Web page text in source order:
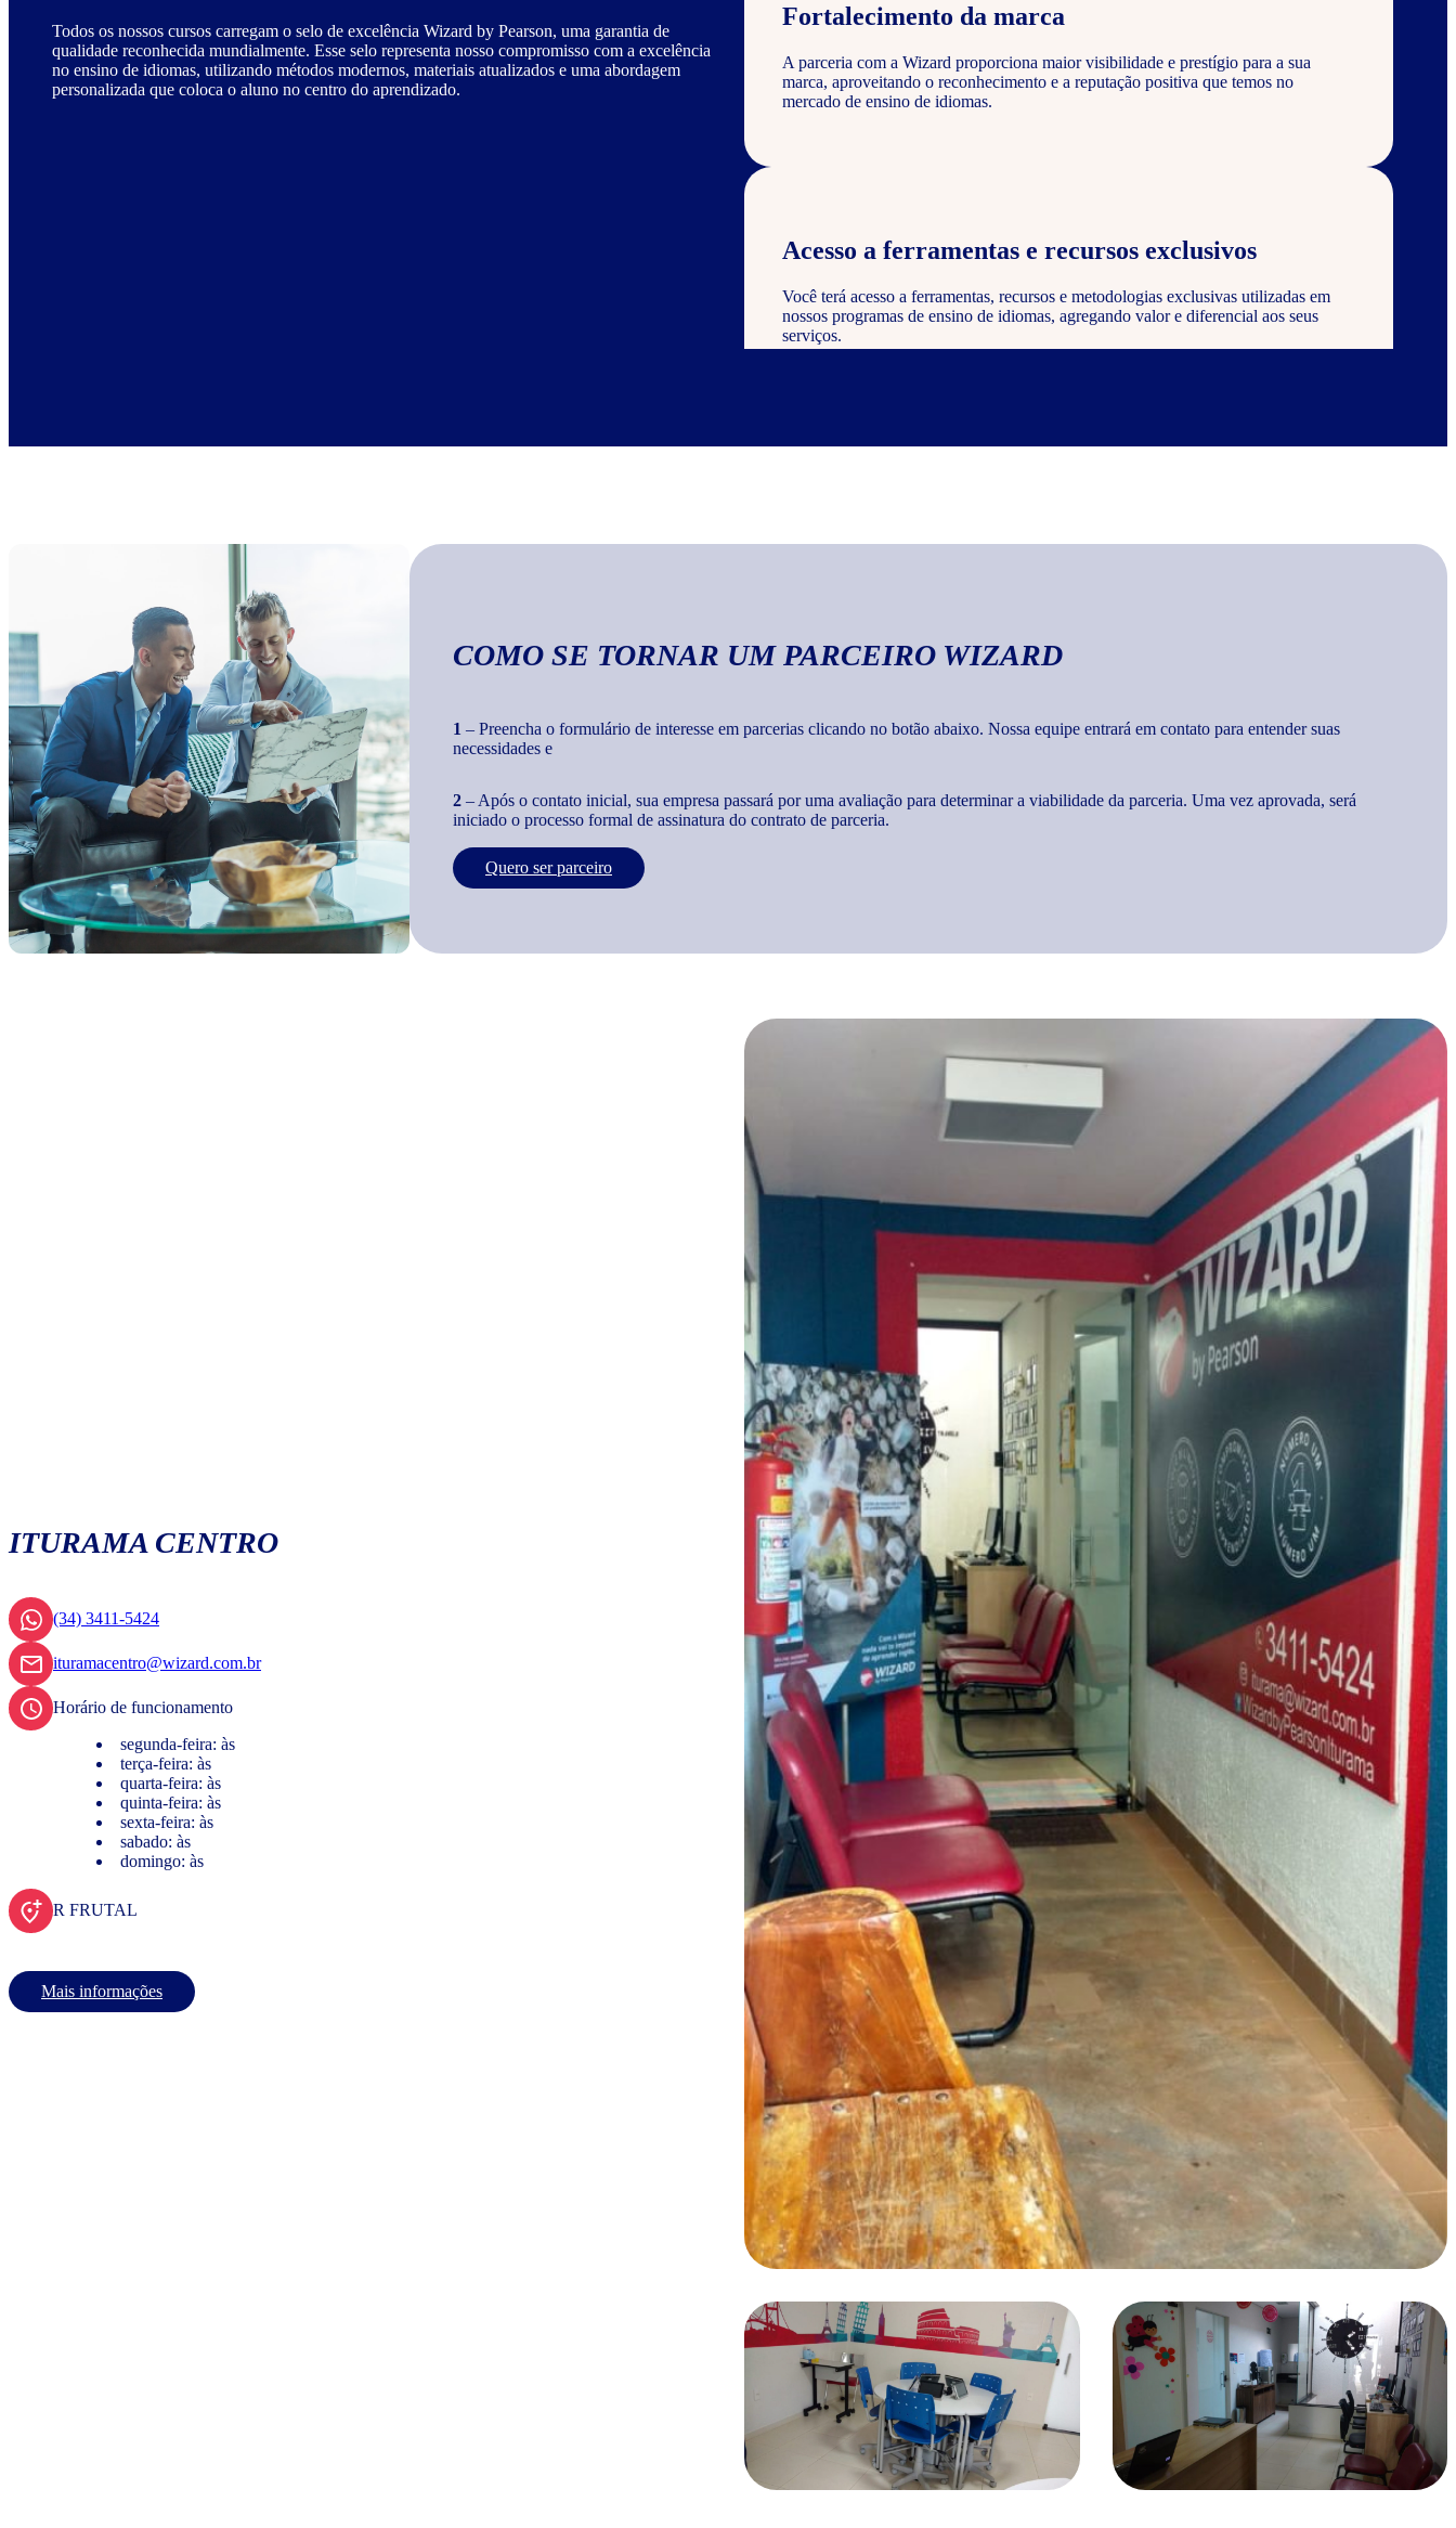
Todos os nossos cursos carregam o selo de excelência Wizard by Pearson, uma garantia de
qualidade reconhecida mundialmente. Esse selo representa nosso compromisso com a excelência
no ensino de idiomas, utilizando métodos modernos, materiais atualizados e uma abordagem
personalizada que coloca o aluno no centro do aprendizado.
Fortalecimento da marca
A parceria com a Wizard proporciona maior visibilidade e prestígio para a sua
marca, aproveitando o reconhecimento e a reputação positiva que temos no
mercado de ensino de idiomas.
Acesso a ferramentas e recursos exclusivos
Você terá acesso a ferramentas, recursos e metodologias exclusivas utilizadas em
nossos programas de ensino de idiomas, agregando valor e diferencial aos seus
serviços.
valor à sua empresa e demonstrando compromisso com a qualidade e excelência
COMO SE TORNAR UM PARCEIRO WIZARD
1 – Preencha o formulário de interesse em parcerias clicando no botão abaixo. Nossa equipe entrará em contato para entender suas
necessidades e
2 – Após o contato inicial, sua empresa passará por uma avaliação para determinar a viabilidade da parceria. Uma vez aprovada, será
iniciado o processo formal de assinatura do contrato de parceria.
Quero ser parceiro
ITURAMA CENTRO
(34) 3411-5424
ituramacentro@wizard.com.br
Horário de funcionamento
segunda-feira: às
terça-feira: às
quarta-feira: às
quinta-feira: às
sexta-feira: às
sabado: às
domingo: às
R FRUTAL
Mais informações